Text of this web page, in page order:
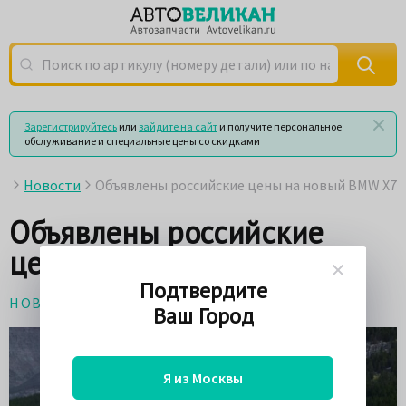
Поиск по артикулу (номеру детали) или по названию
Зарегистрируйтесь или зайдите на сайт и получите персональное
обслуживание и специальные цены со скидками
Новости Объявлены российские цены на новый BMW X7
Объявлены российские
цены на новый BMW X7
НОВОСТИ 17 октября 2018
Подтвердите
Ваш Город
Я из Москвы